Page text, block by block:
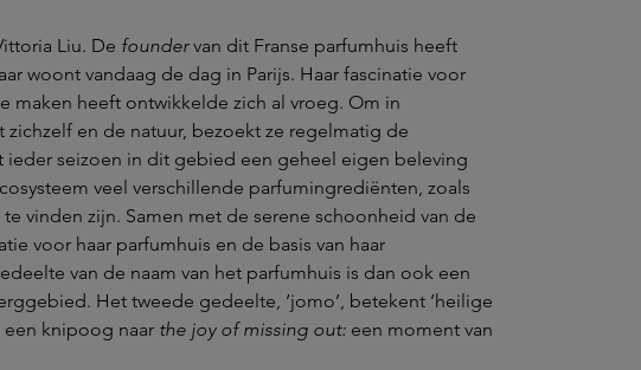
Liu. De foundervan dit Franse parfumhuis heeft
woont vandaag de dag in Parijs. Haar fascinatie voor
maken heeft ontwikkelde zich al vroeg. Om in
en de natuur, bezoekt ze regelmatig de
ieder seizoen in dit gebied een geheel eigen beleving
veel verschillende parfumingrediënten, zoals
vinden zijn. Samen met de serene schoonheid van de
voor haar parfumhuis en de basis van haar
van de naam van het parfumhuis is dan ook een
Het tweede gedeelte, ‘jomo’, betekent ‘heilige
een knipoog naar the joy of missing out: een moment van